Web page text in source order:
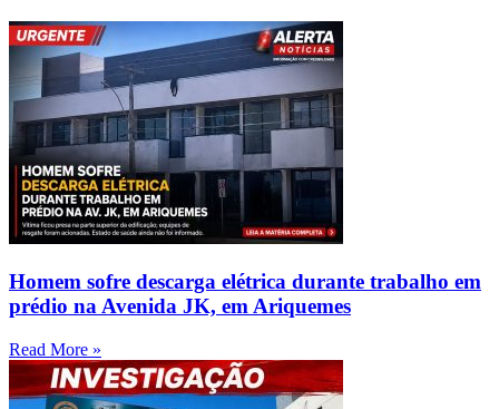
Homem sofre descarga elétrica durante trabalho em
prédio na Avenida JK, em Ariquemes
Read More »